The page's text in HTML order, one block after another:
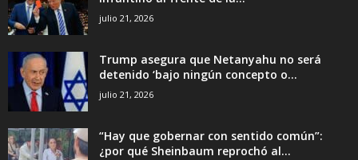
julio 21, 2026
Trump asegura que Netanyahu no será
detenido ‘bajo ningún concepto o...
julio 21, 2026
“Hay que gobernar con sentido común”:
¿por qué Sheinbaum reprochó al...